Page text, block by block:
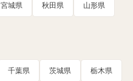
宮城県 秋田県 山形県
千葉県 茨城県 栃木県